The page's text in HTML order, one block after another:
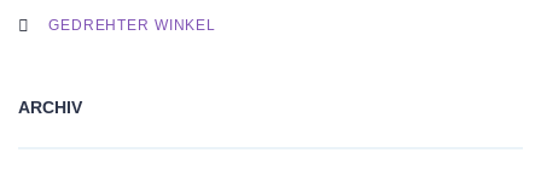
GEDREHTER WINKEL
ARCHIV